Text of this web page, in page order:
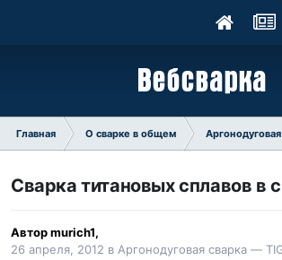
Главная О сварке в общем
Сварка титановых сплавов в
Авторmurich1,
26 апреля, 2012 в Аргонодуговая сварка —